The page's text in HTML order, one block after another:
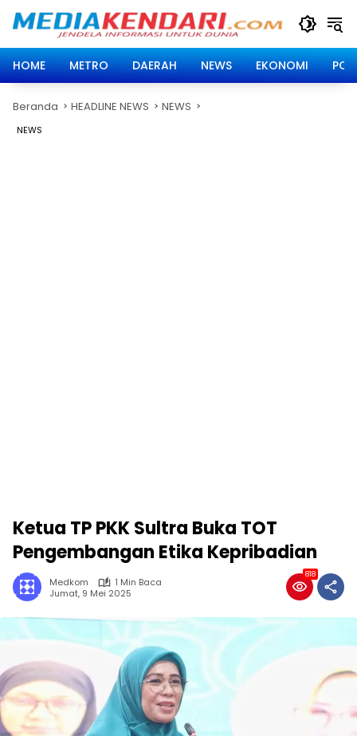
HOME
METRO DAERAH NEWS EKONOMI
Beranda HEADLINE NEWS NEWS
NEWS
Ketua TP PKK Sultra Buka TOT
Pengembangan Etika Kepribadian
Medkom
1 Min Baca
Jumat, 9 Mei 2025
818